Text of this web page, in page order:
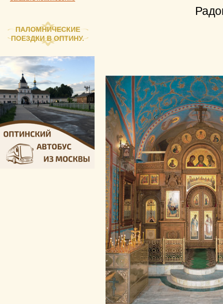
ПАЛОМНИЧЕСКИЕ
ПОЕЗДКИ В ОПТИНУ.